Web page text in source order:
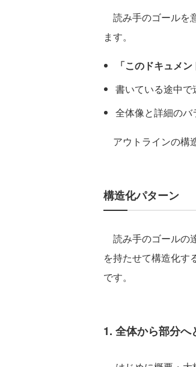
読み手のゴールを
ます。
「このドキュメ
書いている途中
全体像と詳細の
アウトラインの構
構造化パターン
読み手のゴールの
を持たせて構造化す
です。
1. 全体から部分へ